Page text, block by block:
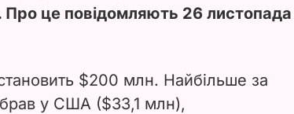
Про це повідомляють 26 листопада
$200 млн. Найбільше за
у США ($33,1 млн),